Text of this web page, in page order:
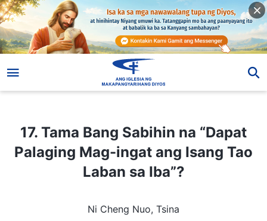
17. Tama Bang Sabihin na “Dapat
Palaging Mag-ingat ang Isang Tao
Laban sa Iba”?
Ni Cheng Nuo, Tsina